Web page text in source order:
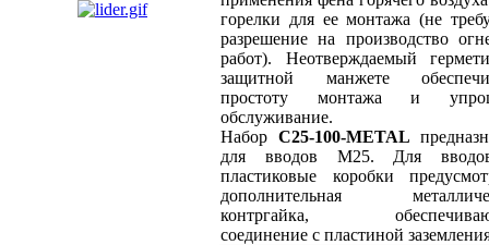
горелки для ее монтажа (не
разрешение на производство
работ). Неотверждаемый
защитной манжете
простоту монтажа и
обслуживание.
Набор C25-100-METAL
для вводов М25. Для
пластиковые коробки
дополнительная
контргайка,
соединение с пластиной